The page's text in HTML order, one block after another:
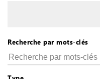
Recherche par mots-clés